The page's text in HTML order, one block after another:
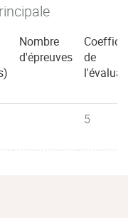
Nombre
d'épreuves
de
5